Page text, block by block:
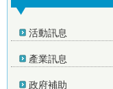
活動訊息
產業訊息
政府補助